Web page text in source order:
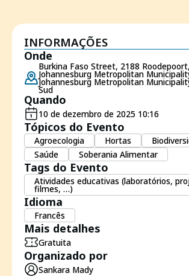
INFORMAÇÕES
Onde
Burkina Faso Street, 2188
Johannesburg Metropolitan
Johannesburg Metropolitan
Sud
Quando
10 de dezembro de 2025 10:16
Tópicos do Evento
Agroecologia Hortas
Saúde
Soberania Alimentar
Tags do Evento
Atividades educativas (laboratórios,
filmes, …)
Idioma
Francês
Mais detalhes
Gratuita
Organizado por
Sankara Mady